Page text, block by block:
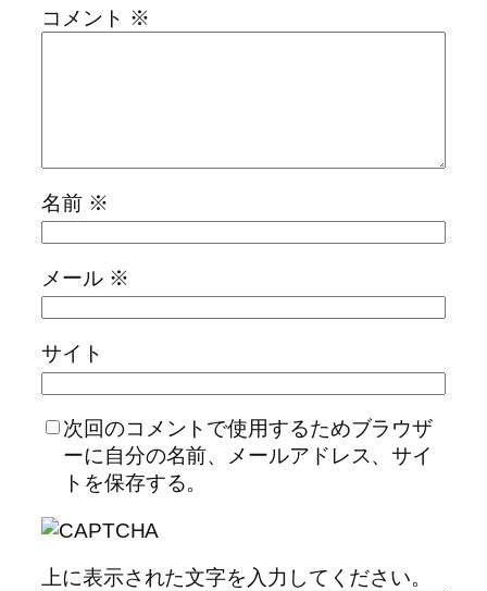
コメント ※
名前 ※
メール ※
サイト
次回のコメントで使用するためブラウザ
ーに自分の名前、メールアドレス、サイ
トを保存する。
上に表示された文字を入力してください。